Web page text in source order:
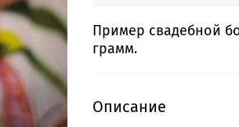
Пример свадебной
грамм.
Описание